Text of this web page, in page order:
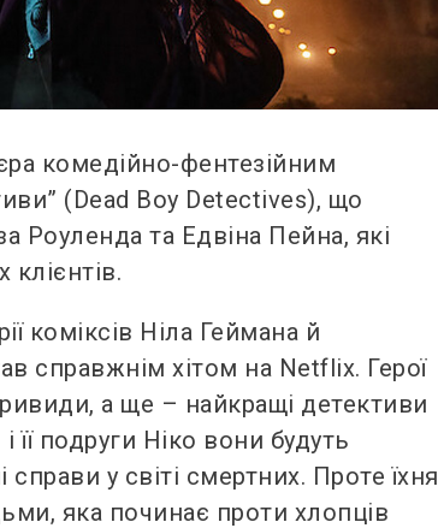
комедійно-фентезійним
(Dead Boy Detectives), що
Роуленда та Едвіна Пейна, які
коміксів Ніла Геймана й
справжнім хітом на Netflix. Герої
а ще – найкращі детективи
подруги Ніко вони будуть
у світі смертних. Проте їхня
яка починає проти хлопців